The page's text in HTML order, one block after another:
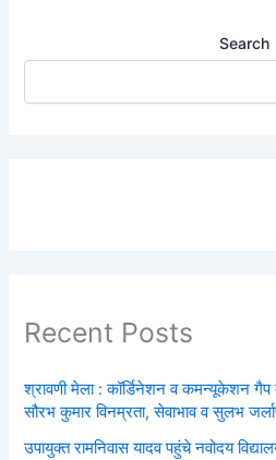
Search
Recent Posts
श्रावणी मेला : कॉर्डिनेशन व कमन्यूकेशन
सौरभ कुमार विनम्रता, सेवाभाव व सुलभ
उपायुक्त रामनिवास यादव पहुंचे नवोदय